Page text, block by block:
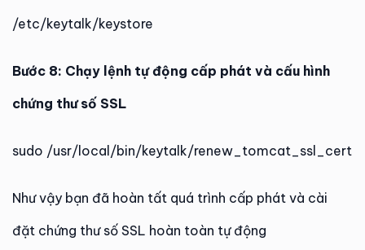
/etc/keytalk/keystore
Bước 8: Chạy lệnh tự động cấp phát và cấu hình
chứng thư số SSL
sudo /usr/local/bin/keytalk/renew_tomcat_ssl_cert
Như vậy bạn đã hoàn tất quá trình cấp phát và cài
đặt chứng thư số SSL hoàn toàn tự động